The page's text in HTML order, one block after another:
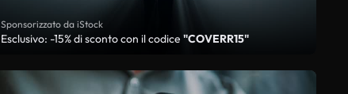
Sponsorizzato da iStock
Esclusivo: -15% di sconto con il codice "COVERR15"